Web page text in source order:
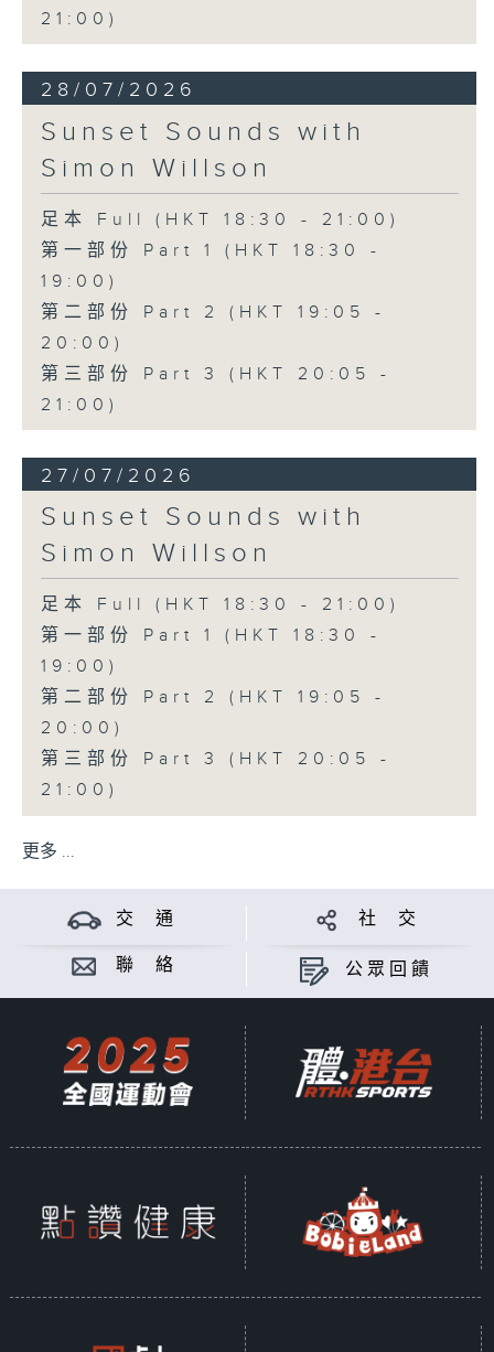
21:00)
28/07/2026
Sunset Sounds with
Simon Willson
足本 Full (HKT 18:30 - 21:00)
第一部份 Part 1 (HKT 18:30 -
19:00)
第二部份 Part 2 (HKT 19:05 -
20:00)
第三部份 Part 3 (HKT 20:05 -
21:00)
27/07/2026
Sunset Sounds with
Simon Willson
足本 Full (HKT 18:30 - 21:00)
第一部份 Part 1 (HKT 18:30 -
19:00)
第二部份 Part 2 (HKT 19:05 -
20:00)
第三部份 Part 3 (HKT 20:05 -
21:00)
更多 ...
交 通 社 交
聯 絡 公眾回饋